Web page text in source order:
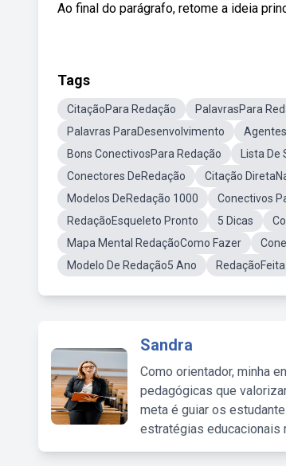
Ao final do parágrafo, retome a ideia
Tags
CitaçãoPara Redação PalavrasPara
Palavras ParaDesenvolvimento
Bons ConectivosPara Redação
Lista
Conectores DeRedação
Citação
Modelos DeRedação 1000
Conectivos
RedaçãoEsqueleto Pronto
5 Dicas
Mapa Mental RedaçãoComo Fazer
Modelo De Redação5 Ano
RedaçãoFeita
Sandra
Como orientador, minha
pedagógicas que
meta é guiar os
estratégias educacionais